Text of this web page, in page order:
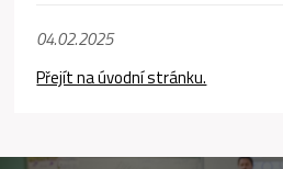
04.02.2025
Přejít na úvodní stránku.